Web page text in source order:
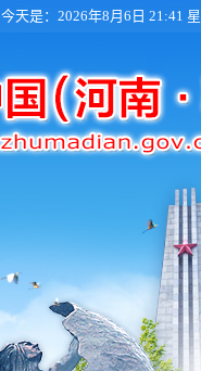
今天是：2026年8月6日 21:41